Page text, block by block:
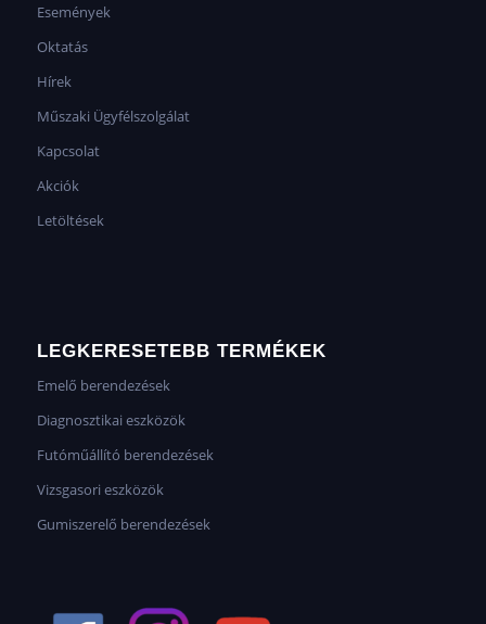
Események
Oktatás
Hírek
Műszaki Ügyfélszolgálat
Kapcsolat
Akciók
Letöltések
LEGKERESETEBB TERMÉKEK
Emelő berendezések
Diagnosztikai eszközök
Futóműállító berendezések
Vizsgasori eszközök
Gumiszerelő berendezések